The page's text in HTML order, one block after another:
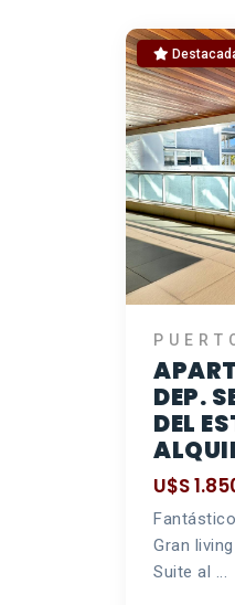
DEP.
DEL
U$S
Gran
Suite al ...